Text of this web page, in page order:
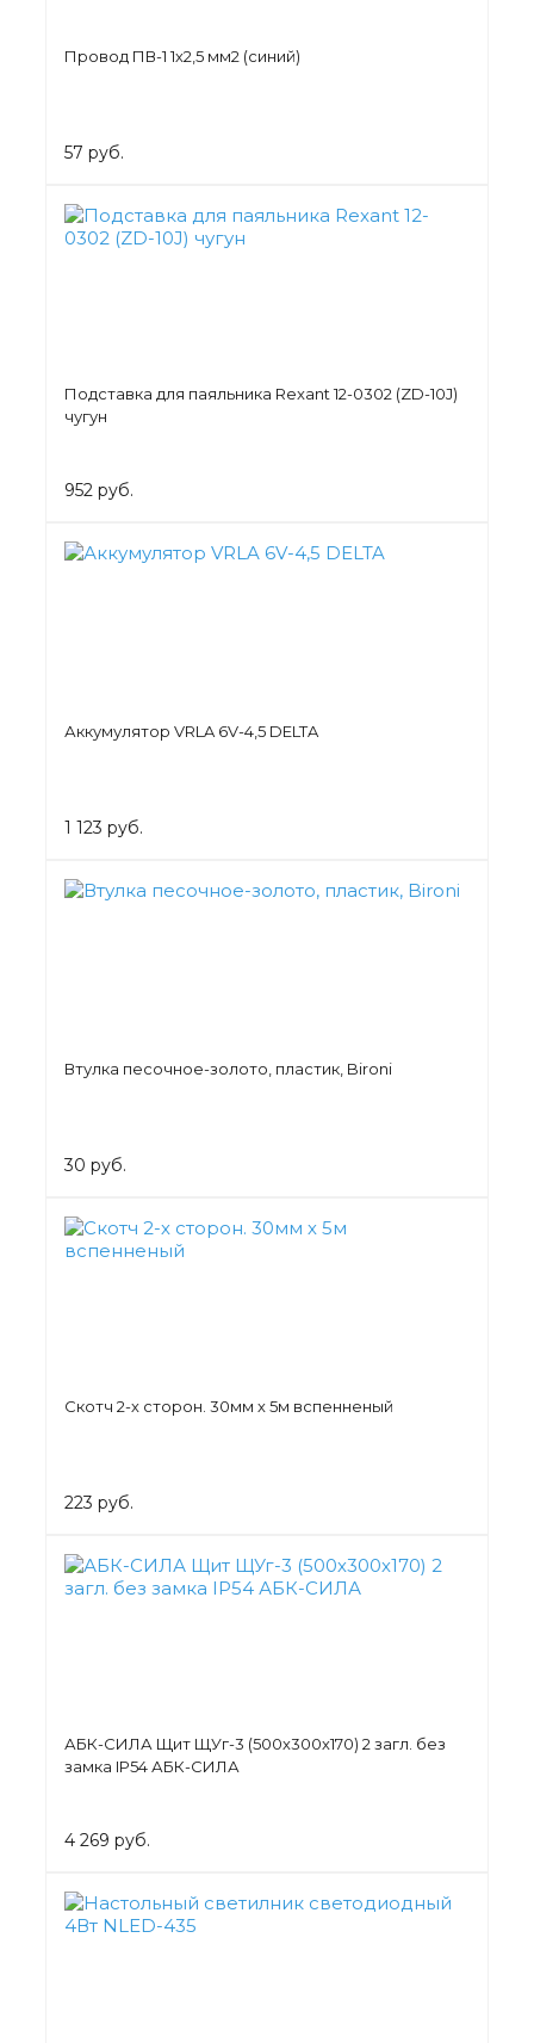
Провод ПВ-1 1х2,5 мм2 (синий)
57 руб.
Подставка для паяльника Rexant 12-0302 (ZD-10J)
чугун
952 руб.
Аккумулятор VRLA 6V-4,5 DELTA
1 123 руб.
Втулка песочное-золото, пластик, Bironi
30 руб.
Скотч 2-х сторон. 30мм х 5м вспенненый
223 руб.
АБК-СИЛА Щит ЩУг-3 (500х300х170) 2 загл. без
замка IP54 АБК-СИЛА
4 269 руб.